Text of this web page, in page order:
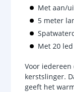
Met aan/
5 meter
Met 20
Voor
kerstslinger.
geeft het